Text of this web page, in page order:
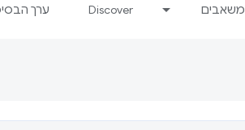
משאבים Discover ערך